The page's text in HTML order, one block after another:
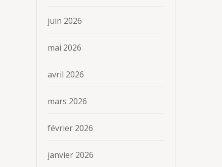
juin 2026
mai 2026
avril 2026
mars 2026
février 2026
janvier 2026